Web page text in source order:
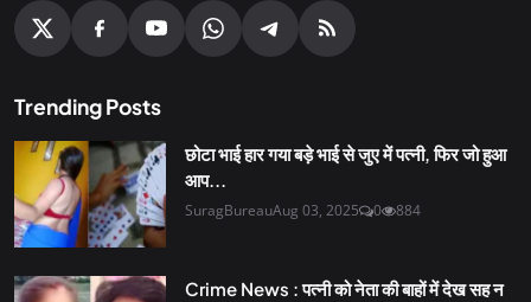
Trending Posts
छोटा भाई हार गया बड़े भाई से जुए में पत्नी, फिर जो हुआ
आप...
SuragBureauAug 03, 2025 0 884
Crime News : पत्नी को नेता की बाहों में देख सह न